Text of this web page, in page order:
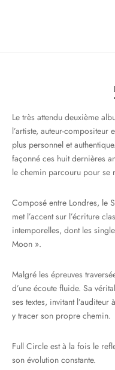
Le très attendu deuxième
l’artiste, auteur-
plus personnel et authentique.
façonné ces huit dernières
le chemin parcouru pour se
Composé entre Londres, le
met l’accent sur l’écriture
intemporelles, dont les
Moon ».
Malgré les épreuves
d’une écoute fluide. Sa
ses textes, invitant l’auditeur
y tracer son propre chemin.
Full Circle est à la fois le
son évolution constante.